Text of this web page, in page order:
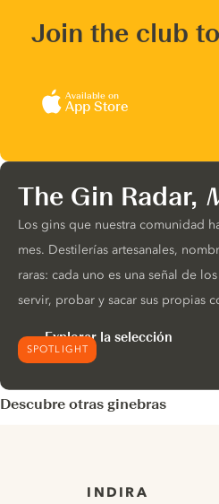
Join the club
Available on
App Store
SPOTLIGHT
The Gin Radar,
Los gins que nuestra comunidad
mes. Destilerías artesanales,
raras: cada uno es una señal de
servir, probar y sacar sus propias
Explorar la selección
Descubre otras ginebras
INDIRA